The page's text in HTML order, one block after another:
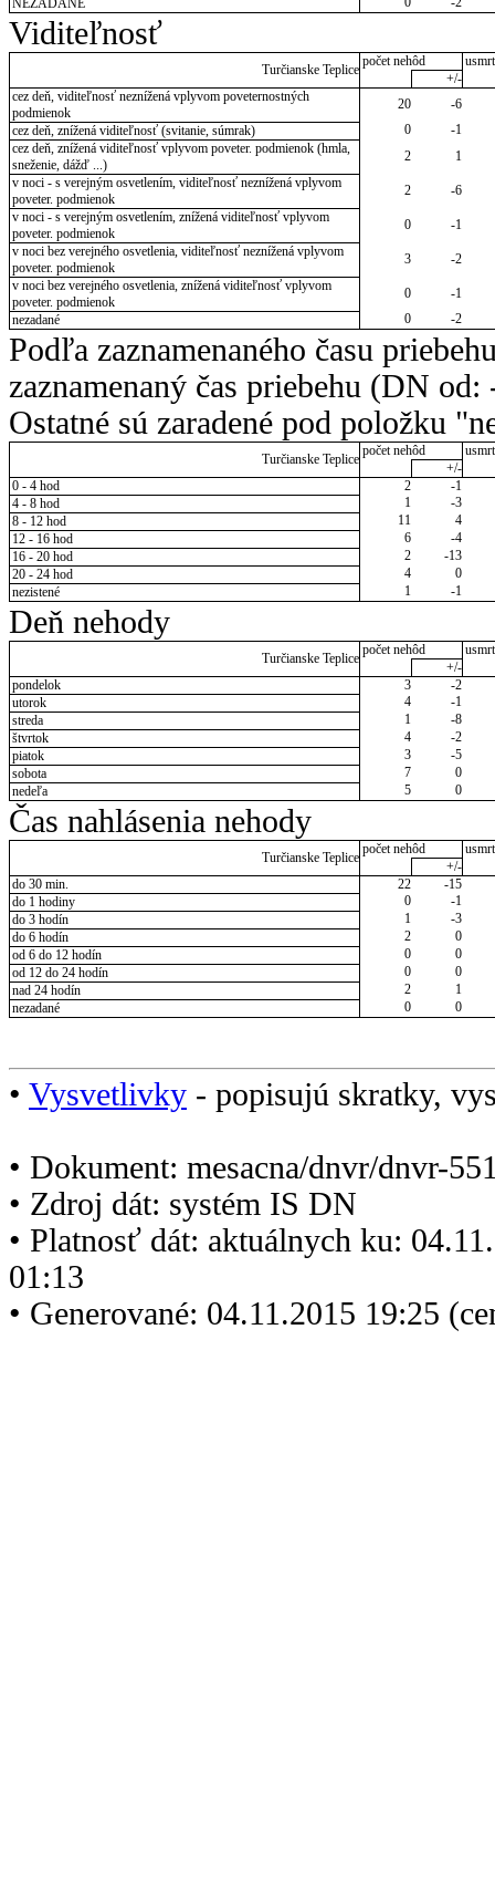
Viditeľnosť
Turčianske Teplice
počet nehôd
+/-
cez deň, viditeľnosť neznížená vplyvom poveternostných
podmienok
20
-6
cez deň, znížená viditeľnosť (svitanie, súmrak)
0
-1
cez deň, znížená viditeľnosť vplyvom poveter. podmienok (hmla,
sneženie, dážď ...)
2
1
v noci - s verejným osvetlením, viditeľnosť neznížená vplyvom
poveter. podmienok
2
-6
v noci - s verejným osvetlením, znížená viditeľnosť vplyvom
poveter. podmienok
0
-1
v noci bez verejného osvetlenia, viditeľnosť neznížená vplyvom
poveter. podmienok
3
-2
v noci bez verejného osvetlenia, znížená viditeľnosť vplyvom
poveter. podmienok
0
-1
nezadané
0 -2
Podľa zaznamenaného času
zaznamenaný čas priebehu (DN
Ostatné sú zaradené pod položku
Turčianske Teplice
počet nehôd
+/-
0 - 4 hod
2
-1
4 - 8 hod
1
-3
8 - 12 hod
11
4
12 - 16 hod
6
-4
16 - 20 hod
2
-13
20 - 24 hod
4
0
nezistené
1 -1
Deň nehody
Turčianske Teplice
počet nehôd
+/-
pondelok
3
-2
utorok
4
-1
streda
1
-8
štvrtok
4
-2
piatok
3
-5
sobota
7
0
nedeľa
5 0
Čas nahlásenia nehody
Turčianske Teplice
počet nehôd
+/-
do 30 min.
22
-15
do 1 hodiny
0
-1
do 3 hodín
1
-3
do 6 hodín
2
0
od 6 do 12 hodín
0
0
od 12 do 24 hodín
0
0
nad 24 hodín
2
1
nezadané
0 0
• Vysvetlivky - popisujú skratky,
• Dokument: mesacna/dnvr/dnvr-
• Zdroj dát: systém IS DN
• Platnosť dát: aktuálnych ku:
01:13
• Generované: 04.11.2015 19:25